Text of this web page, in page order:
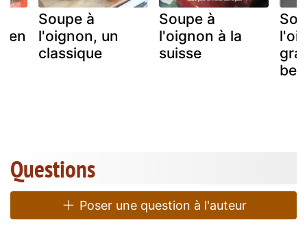
en
Soupe à
l'oignon, un
classique
Soupe à
l'oignon à la
suisse
Questions
Poser une question à l'auteur